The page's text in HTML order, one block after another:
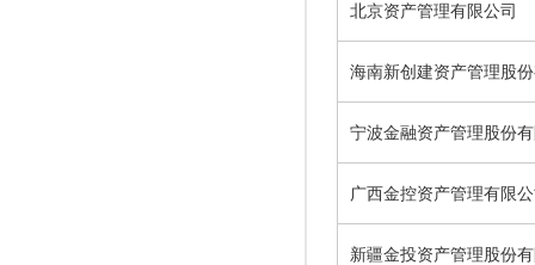
北京资产管理有限公司
海南新创建资产管理股
宁波金融资产管理股份
广西金控资产管理有限
新疆金投资产管理股份